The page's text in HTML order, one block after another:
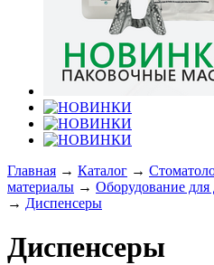
Главная → Каталог →
материалы → Оборудование
→ Диспенсеры
Диспенсеры